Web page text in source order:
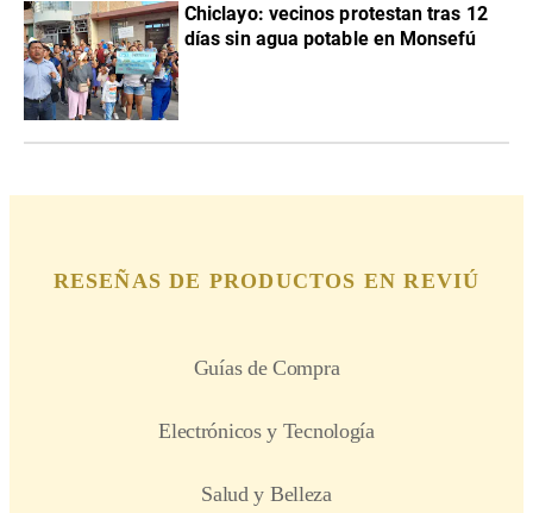
Chiclayo: vecinos protestan tras 12
días sin agua potable en Monsefú